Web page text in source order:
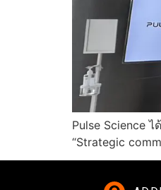
Pulse Science
“Strategic